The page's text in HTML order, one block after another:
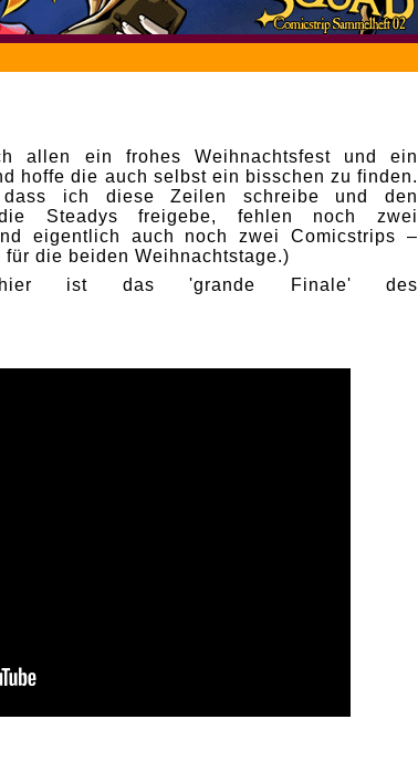
allen ein frohes Weihnachtsfest und ein
hoffe die auch selbst ein bisschen zu finden.
dass ich diese Zeilen schreibe und den
Steadys freigebe, fehlen noch zwei
eigentlich auch noch zwei Comicstrips –
die beiden Weihnachtstage.)
ist das 'grande Finale' des